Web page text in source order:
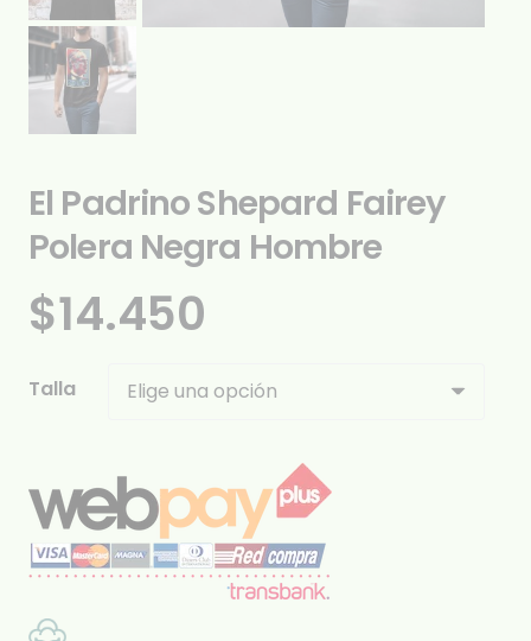
El Padrino Shepard Fairey
Polera Negra Hombre
$14.450
Talla